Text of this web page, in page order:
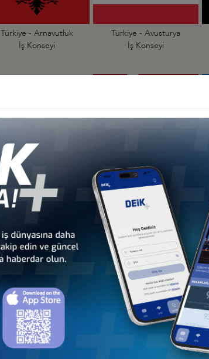
Türkiye - Arnavutluk
İş Konseyi
Türkiye - Avusturya
İş Konseyi
Türkiye - Çekya
İş Konseyi
Türkiye - Hollanda
Türkiye - İrlanda
İş Konseyi